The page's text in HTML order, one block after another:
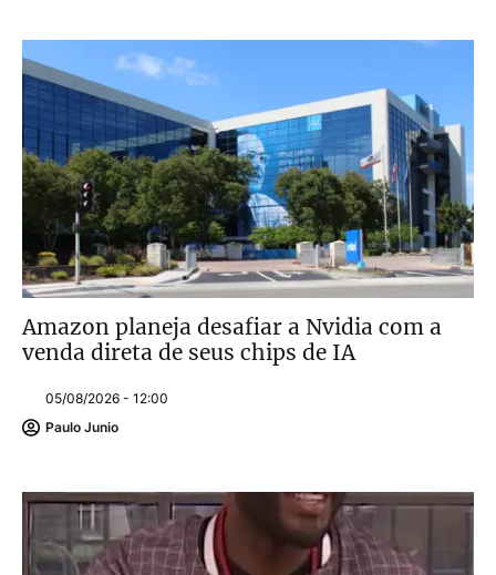
Amazon planeja desafiar a Nvidia com a
venda direta de seus chips de IA
05/08/2026 - 12:00
Paulo Junio